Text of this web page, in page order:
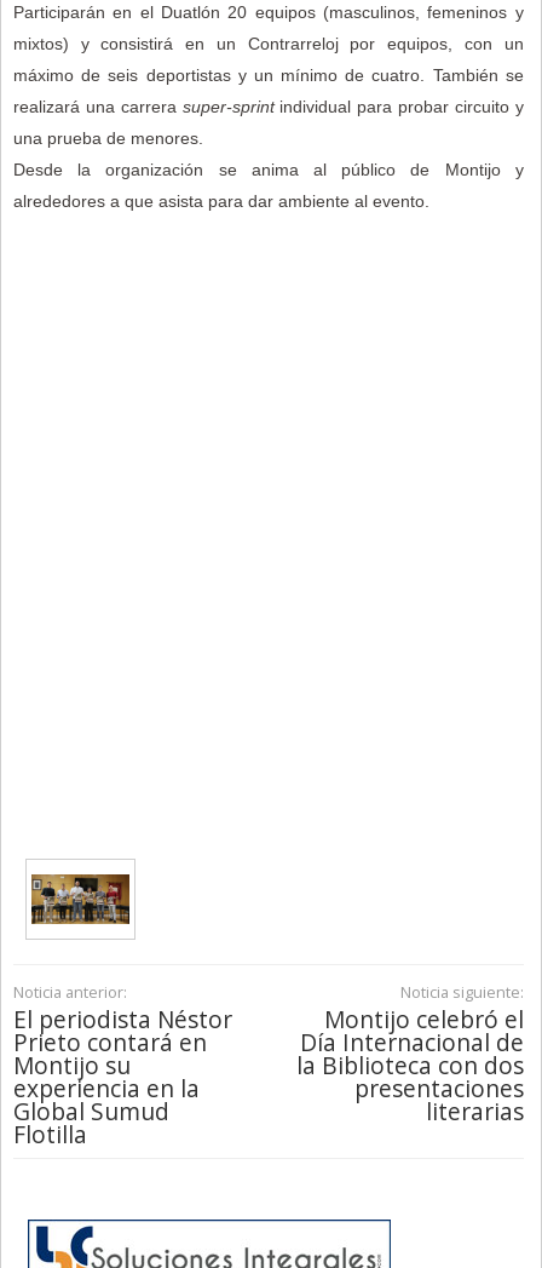
Participarán en el Duatlón 20 equipos (masculinos, femeninos y
mixtos) y consistirá en un Contrarreloj por equipos, con un
máximo de seis deportistas y un mínimo de cuatro. También se
realizará una carrera super-sprintindividual para probar circuito y
una prueba de menores.
Desde la organización se anima al público de Montijo y
alrededores a que asista para dar ambiente al evento.
Noticia anterior:
El periodista Néstor
Prieto contará en
Montijo su
experiencia en la
Global Sumud
Flotilla
Noticia siguiente:
Montijo celebró el
Día Internacional de
la Biblioteca con dos
presentaciones
literarias